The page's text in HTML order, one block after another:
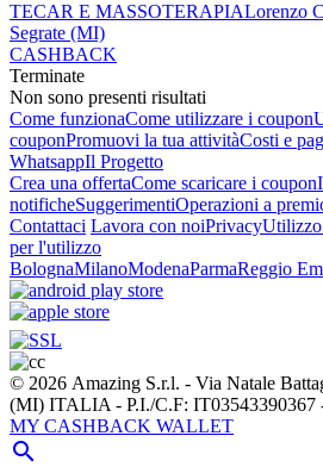
TECAR E MASSOTERAPIALorenzo
Segrate (MI)
CASHBACK
Terminate
Non sono presenti risultati
Come funzionaCome utilizzare i coupon
couponPromuovi la tua attivitàCosti e
WhatsappIl Progetto
Crea una offertaCome scaricare i coupon
notificheSuggerimentiOperazioni a
Contattaci Lavora con noiPrivacy
per l'utilizzo
BolognaMilanoModenaParmaReggio
© 2026 Amazing S.r.l. - Via Natale
(MI) ITALIA - P.I./C.F: IT03543390367
MY CASHBACK WALLET
